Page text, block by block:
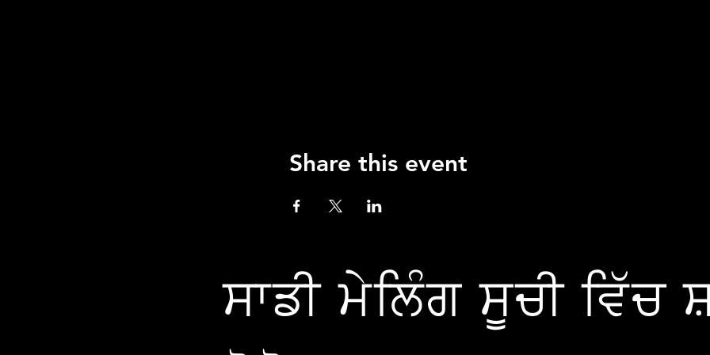
Share this event
ਸਾਡੀ ਮੇਲਿੰਗ ਸੂਚੀ ਵਿੱਚ